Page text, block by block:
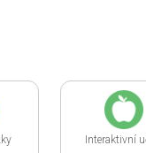
Interaktivní